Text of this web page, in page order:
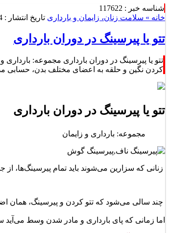
شناسه خبر : 117622
خانه » سلامت زنان، زایمان و بارداری تاریخ انتشار : 14 ژوئن 2026 - 4:13 |
تتو یا پیرسینگ در دوران بارداری
کردن نگین و حلقه به اعضای مختلف بدن، حسابی
تتو یا پیرسینگ در دوران بارداری
مجموعه: بارداری و زایمان
زنانی که سزارین می‌شوند باید تمام پیرسینگ‌ها، از
چند سالی می‎‌شود که تتو کردن و پیرسینگ، همان اضافه کردن نگین و حلقه به اعضای مختلف بدن، حسابی مد شده و خانم‌های زیادی سراغش می‌روند.
اما زمانی که پای بارداری و مادر شدن وسط